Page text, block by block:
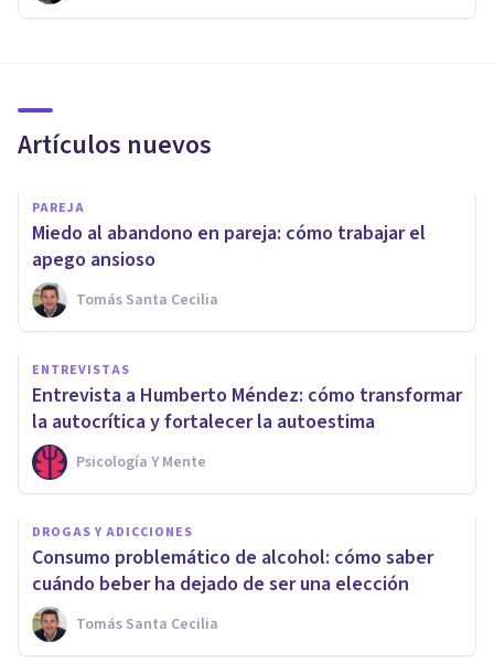
Artículos nuevos
PAREJA
Miedo al abandono en pareja: cómo trabajar el
apego ansioso
Tomás Santa Cecilia
ENTREVISTAS
Entrevista a Humberto Méndez: cómo transformar
la autocrítica y fortalecer la autoestima
Psicología Y Mente
DROGAS Y ADICCIONES
Consumo problemático de alcohol: cómo saber
cuándo beber ha dejado de ser una elección
Tomás Santa Cecilia